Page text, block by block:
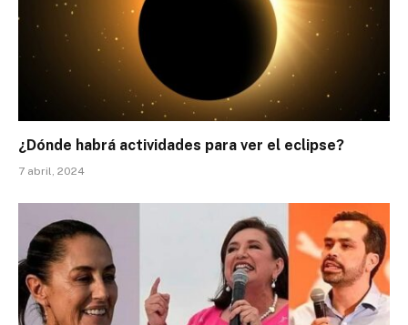
¿Dónde habrá actividades para ver el eclipse?
7 abril, 2024